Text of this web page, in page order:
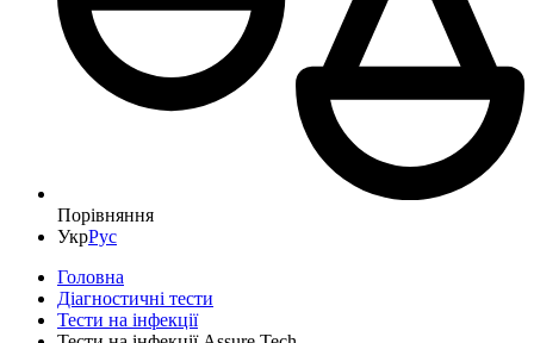
Порівняння
УкрРус
Головна
Діагностичні тести
Тести на інфекції